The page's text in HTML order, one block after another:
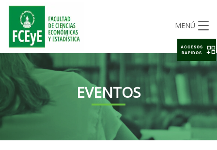
MENÚ
EVENTOS
ACCESOS
RAPIDOS